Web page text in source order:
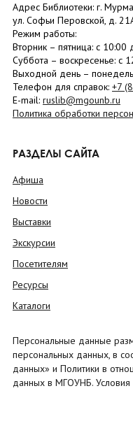
Адрес Библиотеки: г.
ул. Софьи Перовской, д.
Режим работы:
Вторник – пятница: с 10:00
Суббота – воскресенье: c
Выходной день –
Телефон для справок: +7
E-mail: ruslib@mgounb.ru
Политика обработки
РАЗДЕЛЫ САЙТА
Афиша
Новости
Выставки
Экскурсии
Посетителям
Ресурсы
Каталоги
Персональные данные
персональных данных, в
данных» и Политики в
данных в МГОУНБ. Условия